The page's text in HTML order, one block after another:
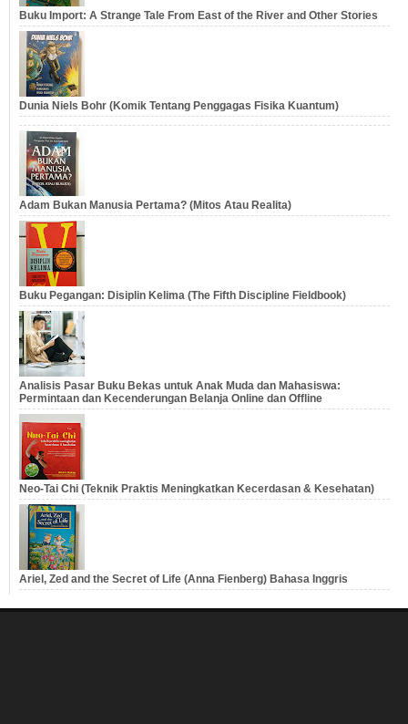
Buku Import: A Strange Tale From East of the River and Other Stories
Dunia Niels Bohr (Komik Tentang Penggagas Fisika Kuantum)
Adam Bukan Manusia Pertama? (Mitos Atau Realita)
Buku Pegangan: Disiplin Kelima (The Fifth Discipline Fieldbook)
Analisis Pasar Buku Bekas untuk Anak Muda dan Mahasiswa:
Permintaan dan Kecenderungan Belanja Online dan Offline
Neo-Tai Chi (Teknik Praktis Meningkatkan Kecerdasan & Kesehatan)
Ariel, Zed and the Secret of Life (Anna Fienberg) Bahasa Inggris